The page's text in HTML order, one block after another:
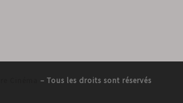
– Tous les droits sont réservés